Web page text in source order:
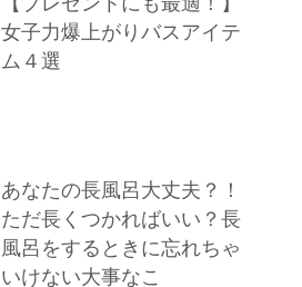
女子力爆上がりバスアイテ
ム４選
あなたの長風呂大丈夫？！
ただ長くつかればいい？長
風呂をするときに忘れちゃ
いけない大事なこ